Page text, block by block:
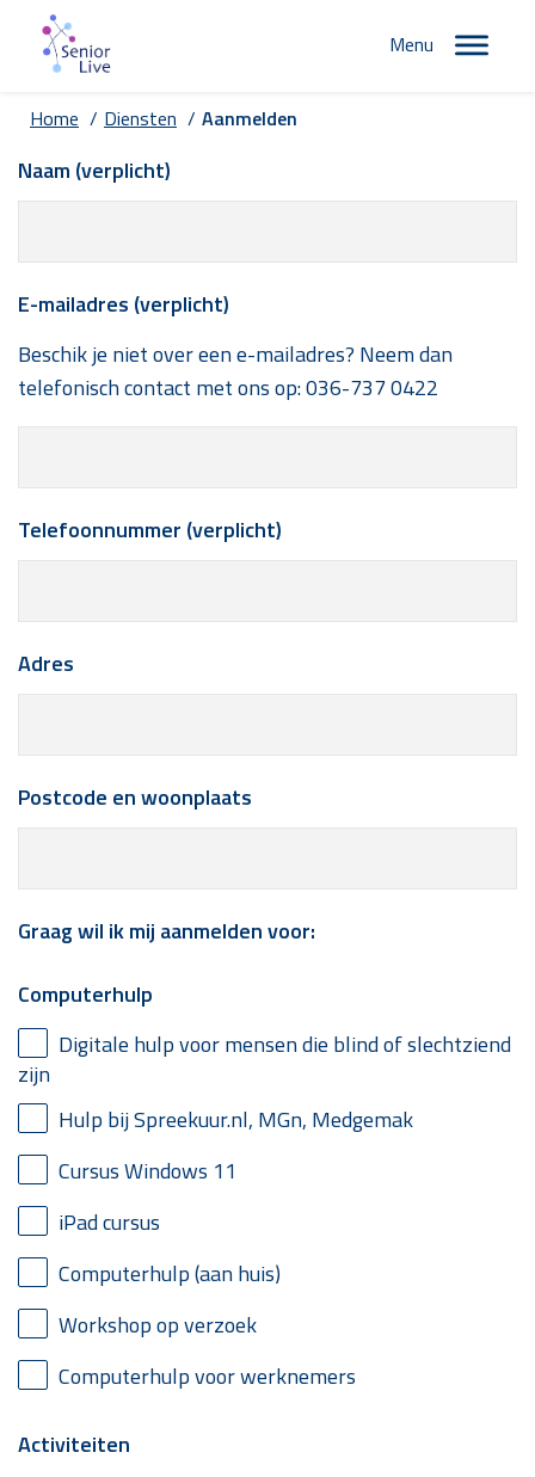
Menu
Home / Diensten / Aanmelden
Naam (verplicht)
E-mailadres (verplicht)
Beschik je niet over een e-mailadres? Neem dan
telefonisch contact met ons op:036-737 0422
Telefoonnummer (verplicht)
Adres
Postcode en woonplaats
Graag wil ik mij aanmelden voor:
Computerhulp
Digitale hulp voor mensen die blind of slechtziend
zijn
Hulp bij Spreekuur.nl, MGn, Medgemak
Cursus Windows 11
iPad cursus
Computerhulp (aan huis)
Workshop op verzoek
Computerhulp voor werknemers
Activiteiten